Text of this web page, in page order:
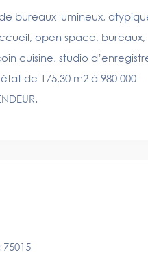
bureaux lumineux,
open space, bureaux,
cuisine, studio
de 175,30 m2 à 980 000
75015